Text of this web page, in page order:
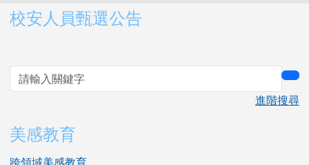
右邊區域內容
校安人員甄選公告
進階搜尋
美感教育